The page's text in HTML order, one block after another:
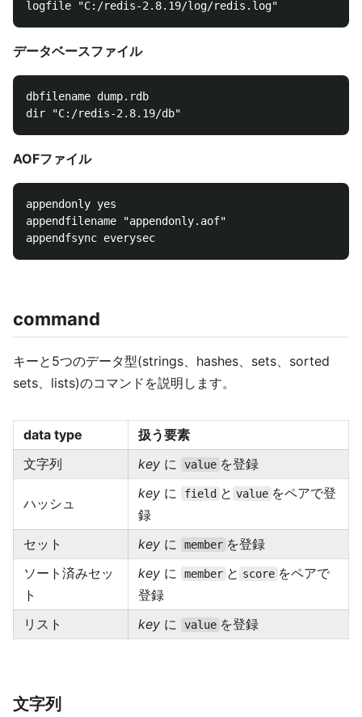
データベースファイル
dbfilename dump.rdb
AOFファイル
appendonly yes
appendfilename "appendonly.aof"
command
キーと5つのデータ型(strings、hashes、sets、sorted
sets、lists)のコマンドを説明します。
data type
扱う要素
文字列
key に value を登録
ハッシュ
key に field と value をペアで登
録
セット
key に member を登録
ソート済みセッ
ト
key に member と score をペアで
登録
リスト
key に value を登録
文字列